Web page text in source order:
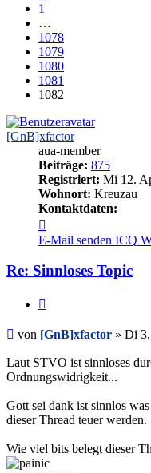
1
…
1078
1079
1080
1081
1082
[GnB]xfactor
aua-member
Beiträge: 875
Registriert: Mi 12.
Wohnort: Kreuzau
Kontaktdaten:
von
[GnB]xfactor
E-Mail senden ICQ
Re: Sinnloses Topic
Beitrag
von [GnB]xfactor » Di
Laut STVO ist sinnloses
Ordnungswidrigkeit...
Gott sei dank ist sinnlos
dieser Thread teuer werden.
Wie viel bits belegt dieser